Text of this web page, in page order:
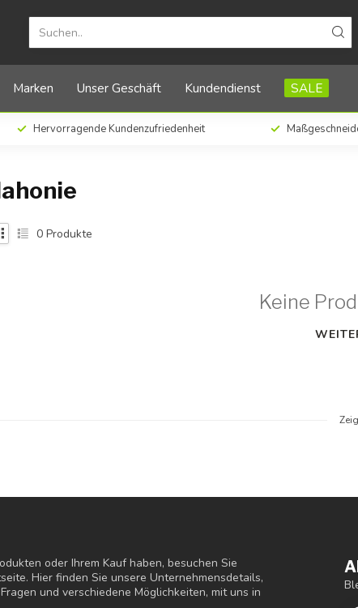
Marken Unser Geschäft Kundendienst SALE
Hervorragende Kundenzufriedenheit
0 Produkte
Keine
oder Ihrem Kauf haben, besuchen Sie
Hier finden Sie unsere Unternehmensdetails,
und verschiedene Möglichkeiten, mit uns in